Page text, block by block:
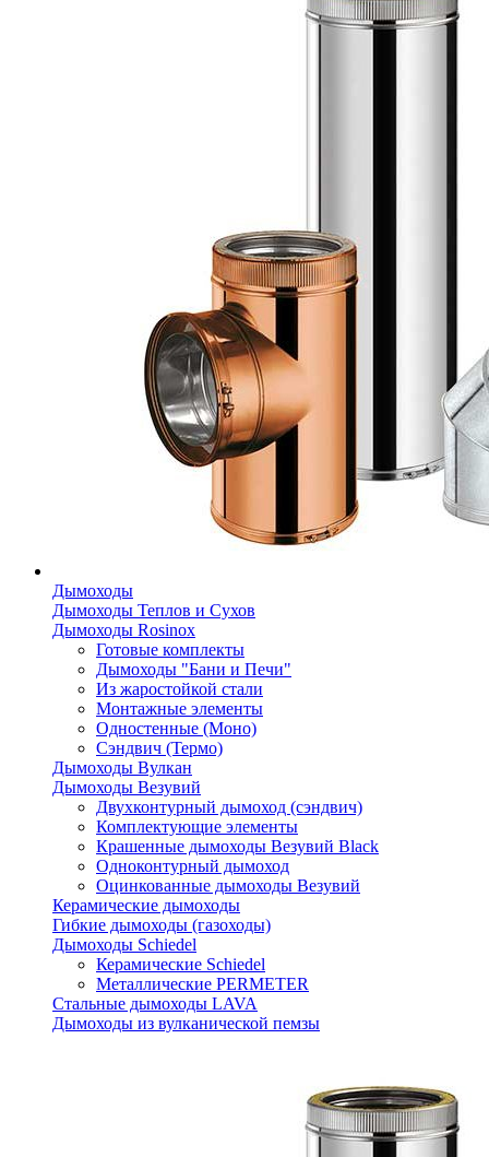
Дымоходы
Дымоходы Теплов и Сухов
Дымоходы Rosinox
Готовые комплекты
Дымоходы "Бани и Печи"
Из жаростойкой стали
Монтажные элементы
Одностенные (Моно)
Сэндвич (Термо)
Дымоходы Вулкан
Дымоходы Везувий
Двухконтурный дымоход (сэндвич)
Комплектующие элементы
Крашенные дымоходы Везувий Black
Одноконтурный дымоход
Оцинкованные дымоходы Везувий
Керамические дымоходы
Гибкие дымоходы (газоходы)
Дымоходы Schiedel
Керамические Schiedel
Металлические PERMETER
Стальные дымоходы LAVA
Дымоходы из вулканической пемзы